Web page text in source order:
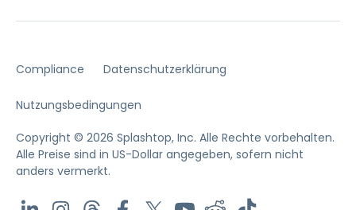
Compliance Datenschutzerklärung
Nutzungsbedingungen
Copyright © 2026 Splashtop, Inc. Alle Rechte vorbehalten.
Alle Preise sind in US-Dollar angegeben, sofern nicht
anders vermerkt.